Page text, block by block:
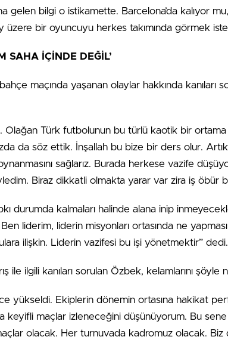
gelen bilgi o istikamette. Barcelona’da kalıyor
üzere bir oyuncuyu herkes takımında görmek
SAHA İÇİNDE DEĞİL’
maçında yaşanan olaylar hakkında kanıları
Olağan Türk futbolunun bu türlü kaotik bir
da söz ettik. İnşallah bu bize bir ders olur.
sağlarız. Burada herkese vazife
Biraz dikkatli olmakta yarar var zira iş öbür
durumda kalmaları halinde alana inip
liderim, liderin misyonları ortasında ne
ilişkin. Liderin vazifesi bu işi yönetmektir” dedi.
ile ilgili kanıları sorulan Özbek, kelamlarını şöyle
yükseldi. Ekiplerin dönemin ortasına hakikat
keyifli maçlar izleneceğini düşünüyorum. Bu
olacak. Her turnuvada kadromuz olacak. Biz